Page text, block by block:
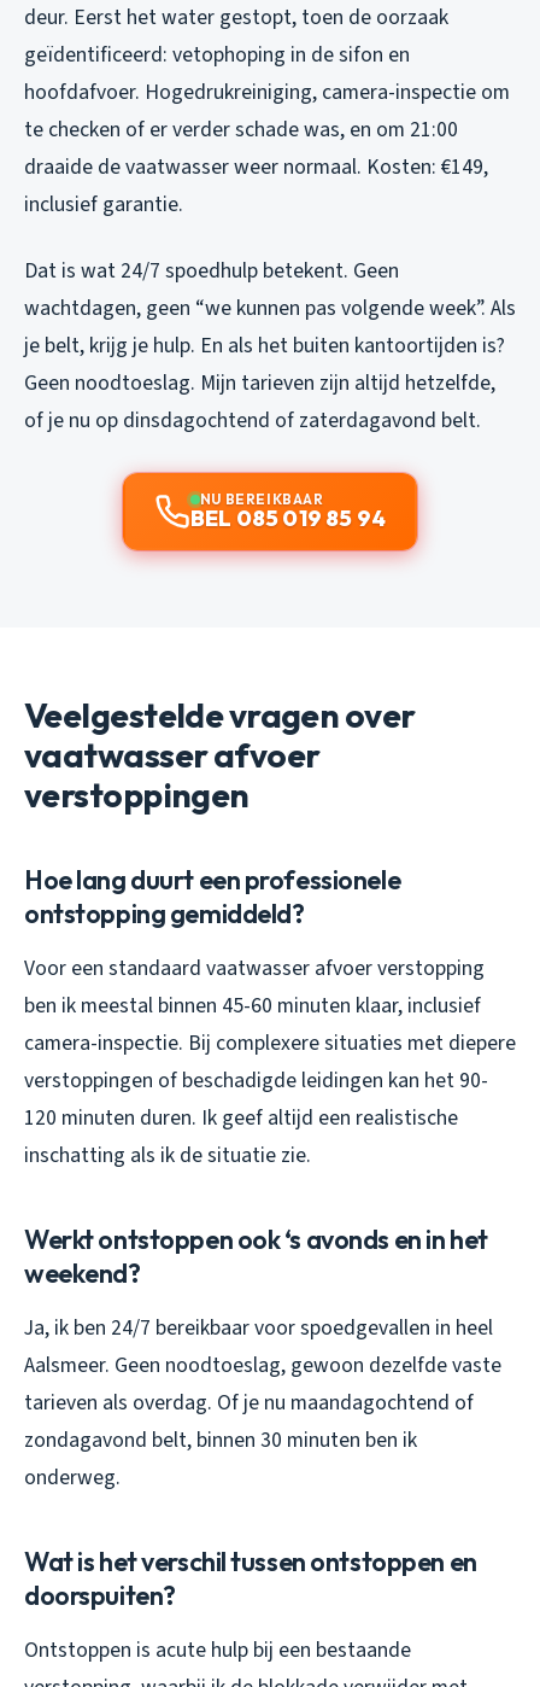
deur. Eerst het water gestopt, toen de oorzaak
geïdentificeerd: vetophoping in de sifon en
hoofdafvoer. Hogedrukreiniging, camera-inspectie om
te checken of er verder schade was, en om 21:00
draaide de vaatwasser weer normaal. Kosten: €149,
inclusief garantie.
Dat is wat 24/7 spoedhulp betekent. Geen
wachtdagen, geen “we kunnen pas volgende week”. Als
je belt, krijg je hulp. En als het buiten kantoortijden is?
Geen noodtoeslag. Mijn tarieven zijn altijd hetzelfde,
of je nu op dinsdagochtend of zaterdagavond belt.
NU BEREIKBAAR
BEL 085 019 85 94
Veelgestelde vragen over
vaatwasser afvoer
verstoppingen
Hoe lang duurt een professionele
ontstopping gemiddeld?
Voor een standaard vaatwasser afvoer verstopping
ben ik meestal binnen 45-60 minuten klaar, inclusief
camera-inspectie. Bij complexere situaties met diepere
verstoppingen of beschadigde leidingen kan het 90-
120 minuten duren. Ik geef altijd een realistische
inschatting als ik de situatie zie.
Werkt ontstoppen ook ‘s avonds en in het
weekend?
Ja, ik ben 24/7 bereikbaar voor spoedgevallen in heel
Aalsmeer. Geen noodtoeslag, gewoon dezelfde vaste
tarieven als overdag. Of je nu maandagochtend of
zondagavond belt, binnen 30 minuten ben ik
onderweg.
Wat is het verschil tussen ontstoppen en
doorspuiten?
Ontstoppen is acute hulp bij een bestaande